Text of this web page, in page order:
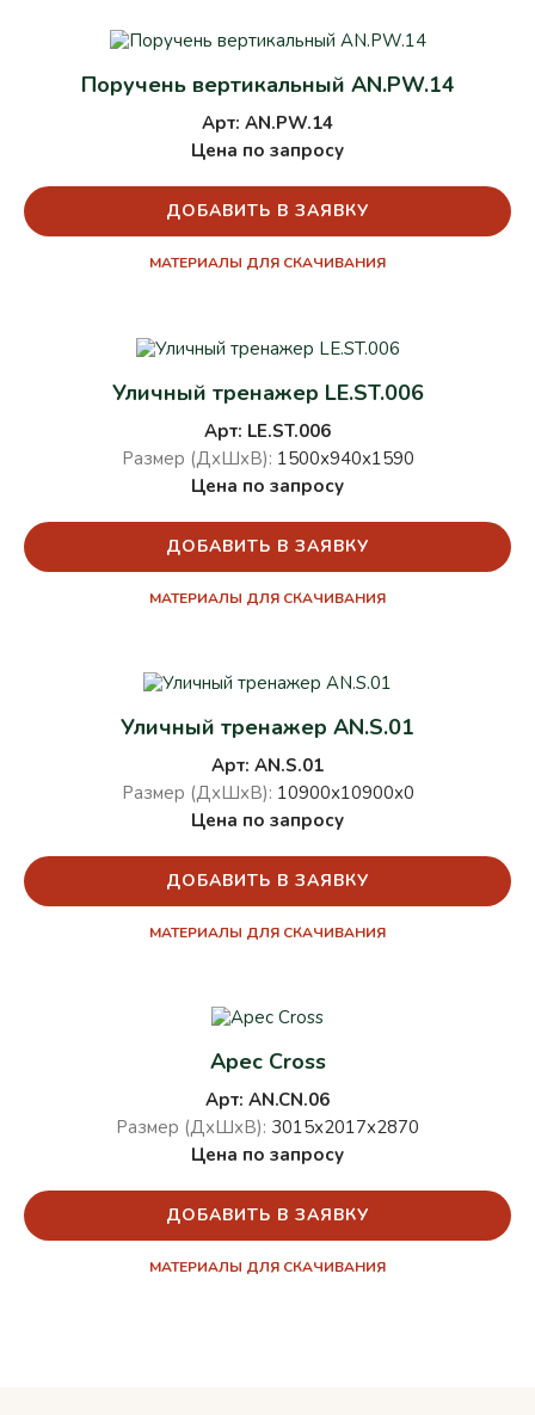
Поручень вертикальный AN.PW.14
Арт: AN.PW.14
Цена по запросу
ДОБАВИТЬ В ЗАЯВКУ
МАТЕРИАЛЫ ДЛЯ СКАЧИВАНИЯ
Уличный тренажер LE.ST.006
Арт: LE.ST.006
Размер (ДхШхВ): 1500х940х1590
Цена по запросу
ДОБАВИТЬ В ЗАЯВКУ
МАТЕРИАЛЫ ДЛЯ СКАЧИВАНИЯ
Уличный тренажер AN.S.01
Арт: AN.S.01
Размер (ДхШхВ): 10900х10900х0
Цена по запросу
ДОБАВИТЬ В ЗАЯВКУ
МАТЕРИАЛЫ ДЛЯ СКАЧИВАНИЯ
Арес Cross
Арт: AN.CN.06
Размер (ДхШхВ): 3015х2017х2870
Цена по запросу
ДОБАВИТЬ В ЗАЯВКУ
МАТЕРИАЛЫ ДЛЯ СКАЧИВАНИЯ